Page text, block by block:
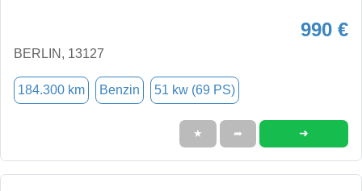
990 €
BERLIN, 13127
184.300 km Benzin 51 kw (69 PS)
★ ➦ ➜